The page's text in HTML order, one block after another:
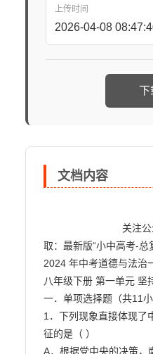
上传时间
2026-04-08
下
文档内容
取：最新版“小中高考-总
2024 年中考道德与法治
八年级下册 第一单元 坚
一．单项选择题（共11小
1．下列现象直接体现了
征的是（ ）
A．根据党中央的决策，